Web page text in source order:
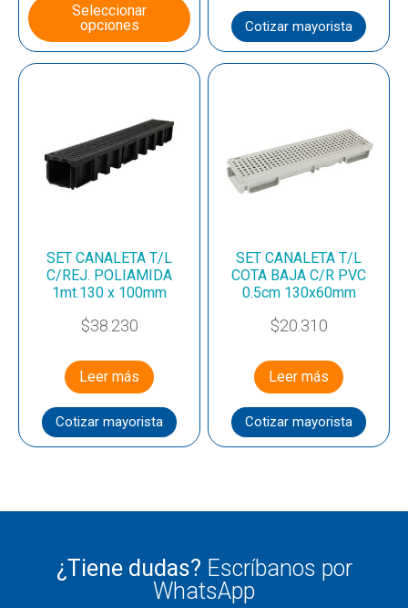
Seleccionar
opciones
Cotizar mayorista
SET CANALETA T/L
C/REJ. POLIAMIDA
1mt.130 x 100mm
$38.230
Leer más
Cotizar mayorista
SET CANALETA T/L
COTA BAJA C/R PVC
0.5cm 130x60mm
$20.310
Leer más
Cotizar mayorista
¿Tiene dudas? Escríbanos por
WhatsApp